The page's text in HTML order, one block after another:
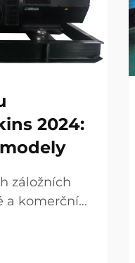
2024:
záložních
a komerční